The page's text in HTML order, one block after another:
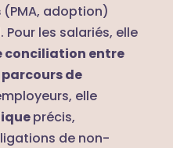
(PMA, adoption)
les salariés, elle
conciliation entre
de
elle
précis,
de non-